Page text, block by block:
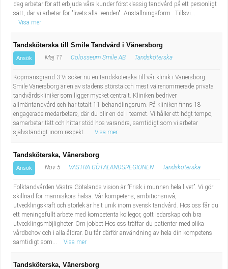
dag arbetar för att erbjuda våra kunder förstklassig tandvård på ett personligt
sätt, där vi arbetar för "livets alla leenden". Anställningsform Tillsvi...
Visa mer
Tandsköterska till Smile Tandvård i Vänersborg
Ansök Maj 11 Colosseum Smile AB Tandsköterska
Köpmansgränd 3 Vi söker nu en tandsköterska till vår klinik i Vänersborg.
Smile Vänersborg är en av stadens största och mest välrenommerade privata
tandvårdskliniker som ligger mycket centralt. Kliniken bedriver
allmäntandvård och har totalt 11 behandlingsrum. På kliniken finns 18
engagerade medarbetare, där du blir en del i teamet. Vi håller ett högt tempo,
samarbetar tätt och hittar stöd hos varandra, samtidigt som vi arbetar
självständigt inom respekt...
Visa mer
Tandsköterska, Vänersborg
Ansök Nov 5 VÄSTRA GÖTALANDSREGIONEN Tandsköterska
Folktandvården Västra Götalands vision är ”Frisk i munnen hela livet”. Vi gör
skillnad för människors hälsa. Vår kompetens, ambitionsnivå,
utvecklingskraft och storlek är helt unik inom svensk tandvård. Hos oss får du
ett meningsfullt arbete med kompetenta kollegor, gott ledarskap och bra
utvecklingsmöjligheter. Om jobbet Hos oss träffar du patienter med olika
vårdbehov och i alla åldrar. Du får därför användning av hela din kompetens
samtidigt som...
Visa mer
Tandsköterska, Vänersborg